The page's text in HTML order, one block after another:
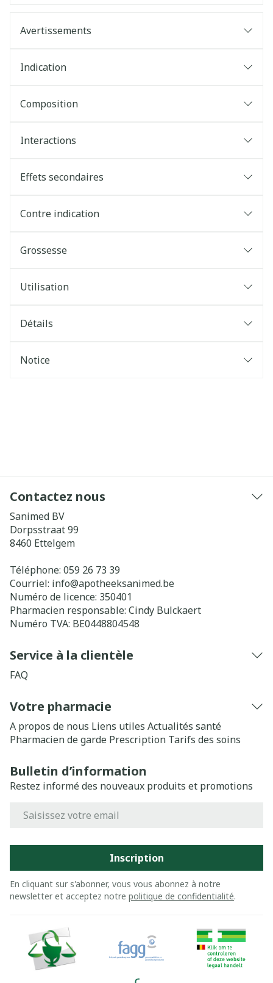
Avertissements
Indication
Composition
Interactions
Effets secondaires
Contre indication
Grossesse
Utilisation
Détails
Notice
Contactez nous
Sanimed BV
Dorpsstraat 99
8460 Ettelgem
Téléphone: 059 26 73 39
Courriel: info@apotheeksanimed.be
Numéro de licence: 350401
Pharmacien responsable: Cindy Bulckaert
Numéro TVA: BE0448804548
Service à la clientèle
FAQ
Votre pharmacie
A propos de nous Liens utiles Actualités santé
Pharmacien de garde Prescription Tarifs des soins
Bulletin d’information
Restez informé des nouveaux produits et promotions
Inscription
En cliquant sur s'abonner, vous vous abonnez à notre
newsletter et acceptez notre politique de confidentialité.